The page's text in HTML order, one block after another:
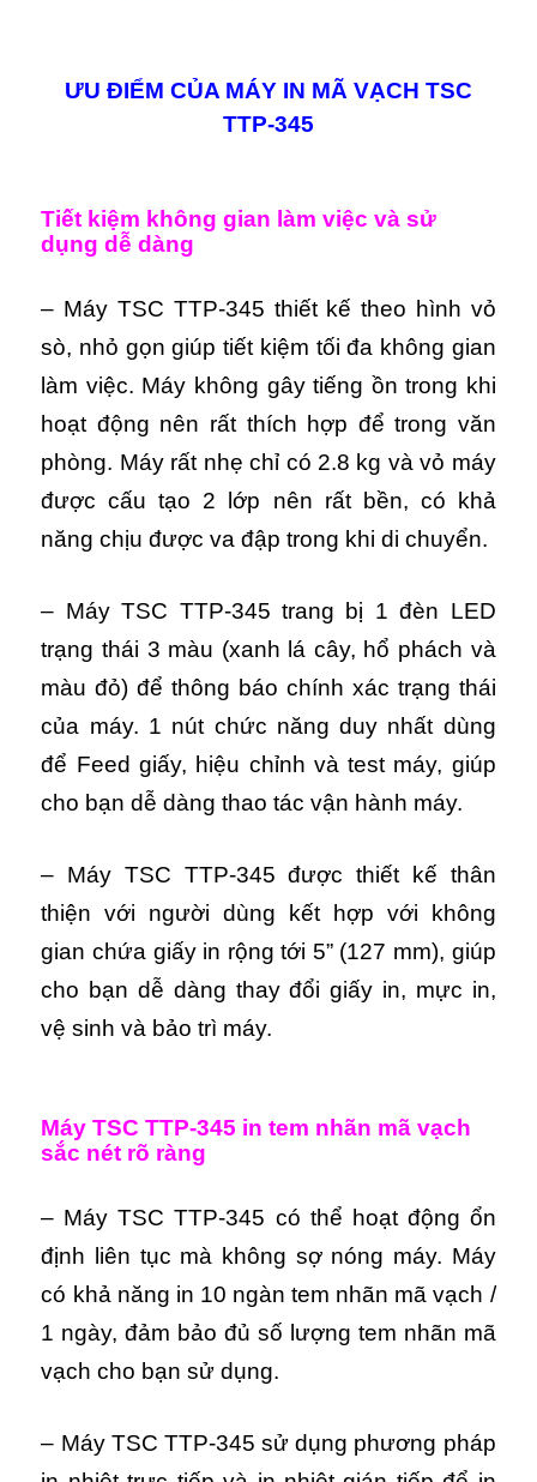
ƯU ĐIỂM CỦA MÁY IN MÃ VẠCH TSC
TTP-345
Tiết kiệm không gian làm việc và sử
dụng dễ dàng
– Máy TSC TTP-345 thiết kế theo hình vỏ
sò, nhỏ gọn giúp tiết kiệm tối đa không gian
làm việc. Máy không gây tiếng ồn trong khi
hoạt động nên rất thích hợp để trong văn
phòng. Máy rất nhẹ chỉ có 2.8 kg và vỏ máy
được cấu tạo 2 lớp nên rất bền, có khả
năng chịu được va đập trong khi di chuyển.
– Máy TSC TTP-345 trang bị 1 đèn LED
trạng thái 3 màu (xanh lá cây, hổ phách và
màu đỏ) để thông báo chính xác trạng thái
của máy. 1 nút chức năng duy nhất dùng
để Feed giấy, hiệu chỉnh và test máy, giúp
cho bạn dễ dàng thao tác vận hành máy.
– Máy TSC TTP-345 được thiết kế thân
thiện với người dùng kết hợp với không
gian chứa giấy in rộng tới 5” (127 mm), giúp
cho bạn dễ dàng thay đổi giấy in, mực in,
vệ sinh và bảo trì máy.
Máy TSC TTP-345 in tem nhãn mã vạch
sắc nét rõ ràng
– Máy TSC TTP-345 có thể hoạt động ổn
định liên tục mà không sợ nóng máy. Máy
có khả năng in 10 ngàn tem nhãn mã vạch /
1 ngày, đảm bảo đủ số lượng tem nhãn mã
vạch cho bạn sử dụng.
– Máy TSC TTP-345 sử dụng phương pháp